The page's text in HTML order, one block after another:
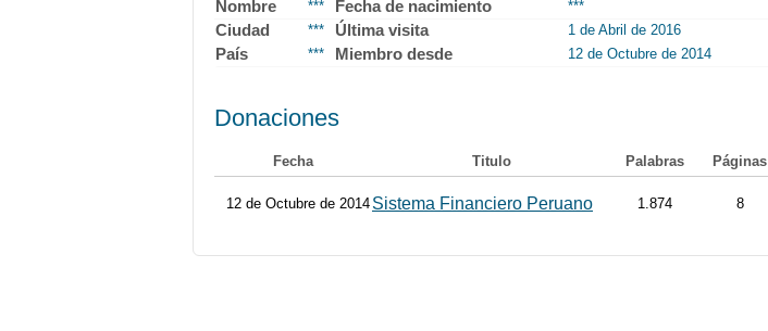
Nombre *** Fecha de nacimiento ***
Ciudad *** Última visita 1 de Abril de 2016
País *** Miembro desde 12 de Octubre de 2014
Donaciones
Fecha Titulo Palabras Páginas
12 de Octubre de 2014 Sistema Financiero Peruano 1.874 8